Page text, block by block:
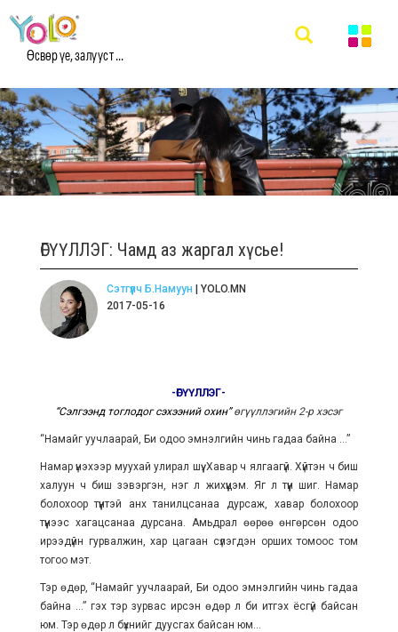
Өсвөр үе, залууст ...
ӨГҮҮЛЛЭГ: Чамд аз жаргал хүсье!
Сэтгүүлч Б.Намуун | YOLO.MN
2017-05-16
-ӨГҮҮЛЛЭГ-
“Сэлгээнд тоглодог сэхээний охин”өгүүллэгийн 2-р хэсэг
“Намайг уучлаарай, Би одоо эмнэлгийн чинь гадаа байна ...”
Намар үнэхээр муухай улирал шүү. Хавар ч ялгаагүй. Хүйтэн ч биш
халуун ч биш зэвэргэн, нэг л жихүүцэм. Яг л түүн шиг. Намар
болохоор түүнтэй анх танилцсанаа дурсаж, хавар болохоор
түүнээс хагацсанаа дурсана. Амьдрал өөрөө өнгөрсөн одоо
ирээдүйн гурвалжин, хар цагаан сүлэгдэн орших томоос том
тогоо мэт.
Тэр өдөр, “Намайг уучлаарай, Би одоо эмнэлгийн чинь гадаа
байна ...” гэх тэр зурвас ирсэн өдөр л би итгэх ёсгүй байсан
юм. Тэр өдөр л бүхнийг дуусгах байсан юм...